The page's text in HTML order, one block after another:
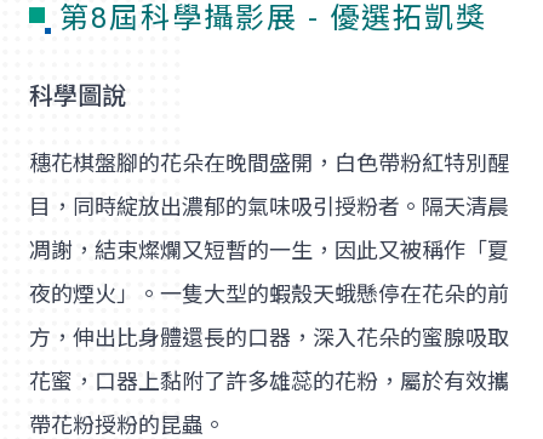
第8屆科學攝影展 - 優選拓凱獎
科學圖說
穗花棋盤腳的花朵在晚間盛開，白色帶粉紅特別醒
目，同時綻放出濃郁的氣味吸引授粉者。隔天清晨
凋謝，結束燦爛又短暫的一生，因此又被稱作「夏
夜的煙火」。一隻大型的蝦殼天蛾懸停在花朵的前
方，伸出比身體還長的口器，深入花朵的蜜腺吸取
花蜜，口器上黏附了許多雄蕊的花粉，屬於有效攜
帶花粉授粉的昆蟲。